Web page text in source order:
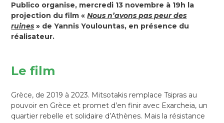
Publico organise, mercredi 13 novembre à 19h la
projection du film «Nous n’avons pas peur des
ruines » de Yannis Youlountas, en présence du
réalisateur.
Le film
Grèce, de 2019 à 2023. Mitsotakis remplace Tsipras au
pouvoir en Grèce et promet d’en finir avec Exarcheia, un
quartier rebelle et solidaire d’Athènes. Mais la résistance